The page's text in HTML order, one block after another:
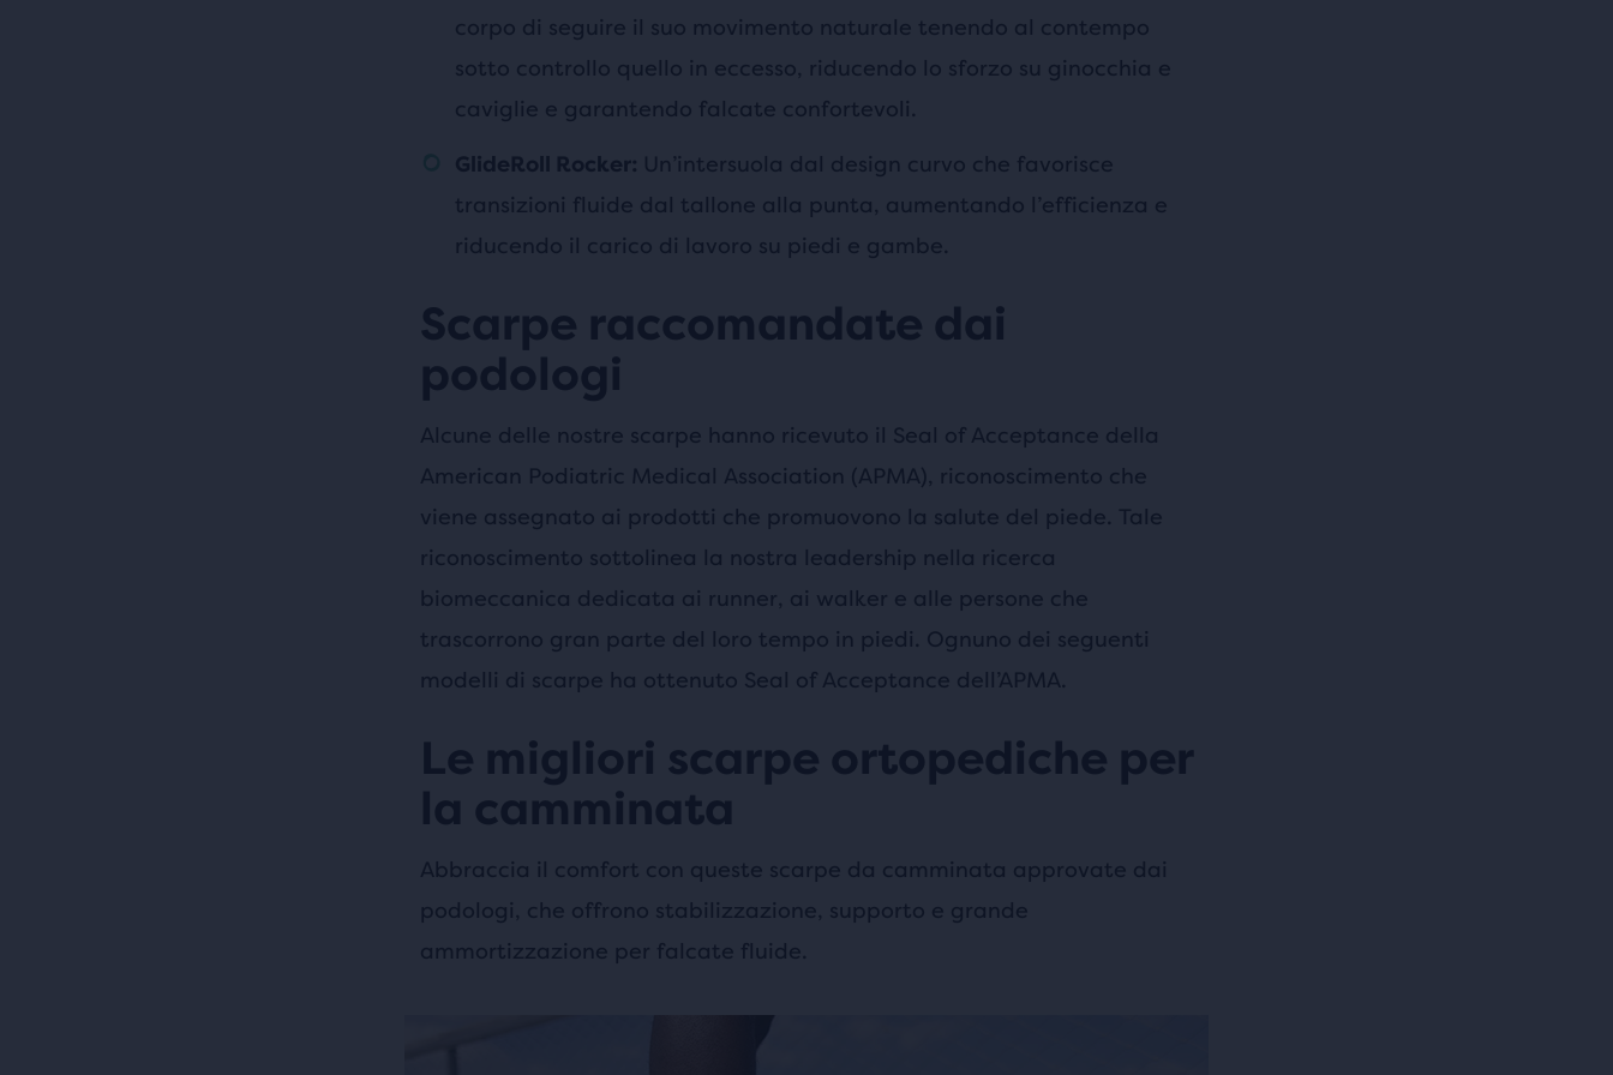
corpo di seguire il suo movimento naturale tenendo al contempo
sotto controllo quello in eccesso, riducendo lo sforzo su ginocchia e
caviglie e garantendo falcate confortevoli.
GlideRoll Rocker: Un’intersuola dal design curvo che favorisce
transizioni fluide dal tallone alla punta, aumentando l’efficienza e
riducendo il carico di lavoro su piedi e gambe.
Scarpe raccomandate dai
podologi
Alcune delle nostre scarpe hanno ricevuto il Seal of Acceptance della
American Podiatric Medical Association (APMA), riconoscimento che
viene assegnato ai prodotti che promuovono la salute del piede. Tale
riconoscimento sottolinea la nostra leadership nella ricerca
biomeccanica dedicata ai runner, ai walker e alle persone che
trascorrono gran parte del loro tempo in piedi. Ognuno dei seguenti
modelli di scarpe ha ottenuto Seal of Acceptance dell’APMA.
Le migliori scarpe ortopediche per
la camminata
Abbraccia il comfort con queste scarpe da camminata approvate dai
podologi, che offrono stabilizzazione, supporto e grande
ammortizzazione per falcate fluide.